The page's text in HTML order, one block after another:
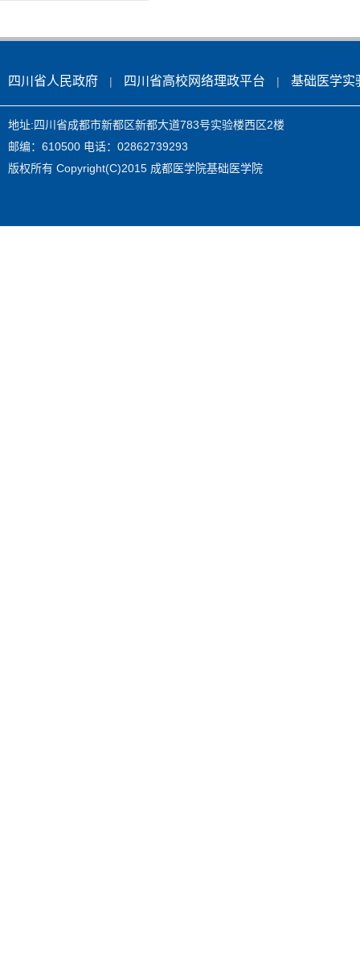
四川省人民政府 | 四川省高校网络理政平台 | 基础医学实
地址:四川省成都市新都区新都大道783号实验楼西区2楼
邮编：610500 电话：02862739293
版权所有 Copyright(C)2015 成都医学院基础医学院